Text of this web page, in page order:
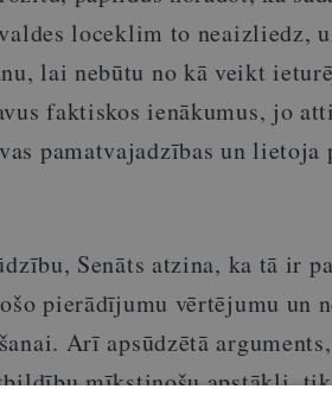
loceklim to neaizliedz,
lai nebūtu no kā veikt
faktiskos ienākumus, jo
pamatvajadzības un lietoja
Senāts atzina, ka tā ir
pierādījumu vērtējumu un
Arī apsūdzētā
mīkstinošu apstākli,